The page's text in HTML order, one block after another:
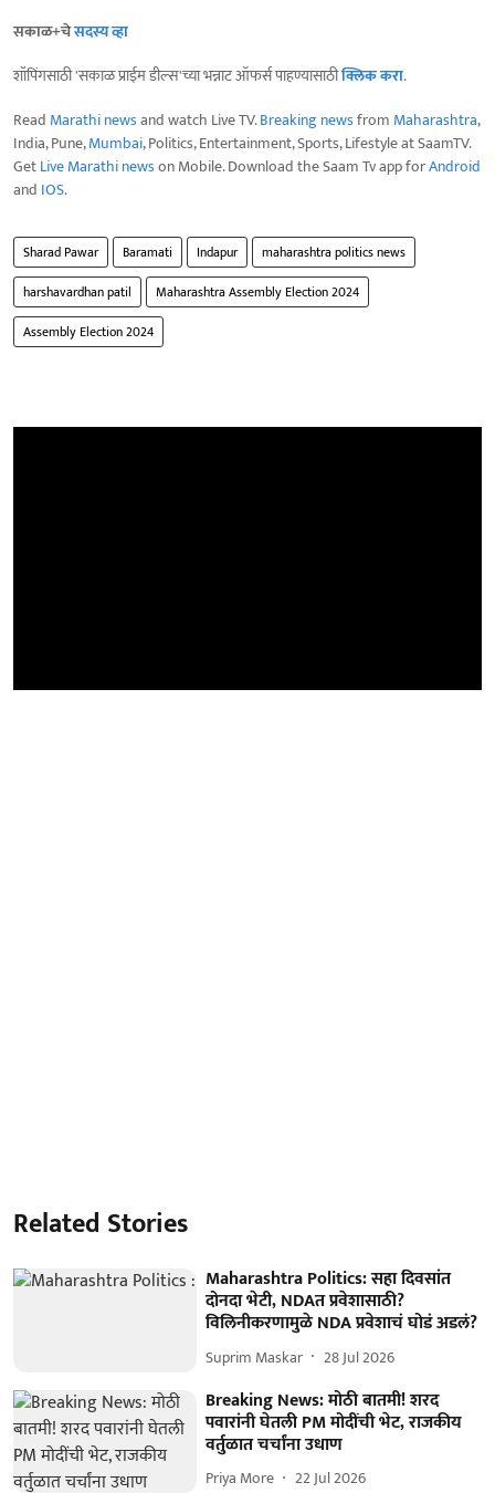
सकाळ+चेसदस्य व्हा
शॉपिंगसाठी 'सकाळ प्राईम डील्स'च्या भन्नाट ऑफर्स पाहण्यासाठीक्लिक करा.
Read Marathi newsand watch Live TV.Breaking newsfrom Maharashtra,
India, Pune,Mumbai, Politics, Entertainment, Sports, Lifestyle at SaamTV.
GetLive Marathi newson Mobile. Download the Saam Tv app forAndroid
and IOS.
Sharad Pawar Baramati Indapur
maharashtra politics news
harshavardhan patil
Maharashtra Assembly Election 2024
Assembly Election 2024
Related Stories
Maharashtra Politics: सहा दिवसांत
दोनदा भेटी, NDAत प्रवेशासाठी?
विलिनीकरणामुळे NDA प्रवेशाचं घोडं अडलं?
Suprim Maskar 28 Jul 2026
Breaking News: मोठी बातमी! शरद
पवारांनी घेतली PM मोदींची भेट, राजकीय
वर्तुळात चर्चांना उधाण
Priya More 22 Jul 2026